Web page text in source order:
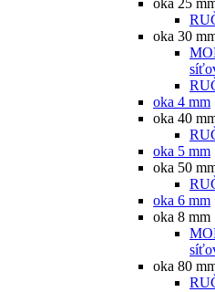
oka 25
oka 30
oka 4 mm
oka 40
oka 5 mm
oka 50
oka 6 mm
oka 8 mm
oka 80